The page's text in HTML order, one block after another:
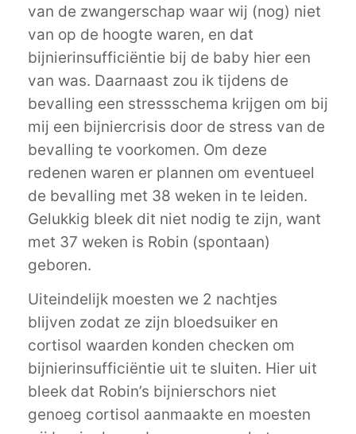
van de zwangerschap waar wij (nog) niet
van op de hoogte waren, en dat
bijnierinsufficiëntie bij de baby hier een
van was. Daarnaast zou ik tijdens de
bevalling een stressschema krijgen om bij
mij een bijniercrisis door de stress van de
bevalling te voorkomen. Om deze
redenen waren er plannen om eventueel
de bevalling met 38 weken in te leiden.
Gelukkig bleek dit niet nodig te zijn, want
met 37 weken is Robin (spontaan)
geboren.
Uiteindelijk moesten we 2 nachtjes
blijven zodat ze zijn bloedsuiker en
cortisol waarden konden checken om
bijnierinsufficiëntie uit te sluiten. Hier uit
bleek dat Robin’s bijnierschors niet
genoeg cortisol aanmaakte en moesten